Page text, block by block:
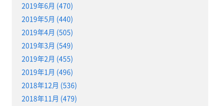
2019年6月 (470)
2019年5月 (440)
2019年4月 (505)
2019年3月 (549)
2019年2月 (455)
2019年1月 (496)
2018年12月 (536)
2018年11月 (479)